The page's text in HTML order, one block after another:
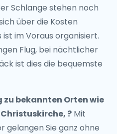
Schlange stehen noch
über die Kosten
im Voraus organisiert.
Flug, bei nächtlicher
ist dies die bequemste
zu bekannten Orten wie
? Mit
gelangen Sie ganz ohne